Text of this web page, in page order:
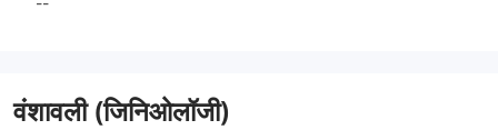
वंशावली (जिनिओलॉजी)